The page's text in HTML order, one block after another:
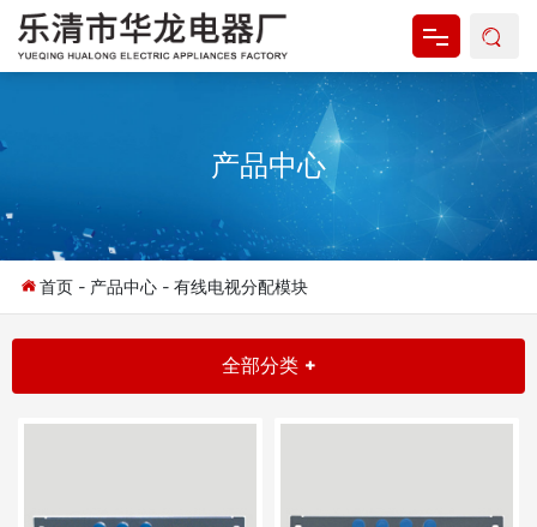
产品中心
新闻资讯
产品中心
首页 - 产品中心 - 有线电视分配模块
全部分类 +